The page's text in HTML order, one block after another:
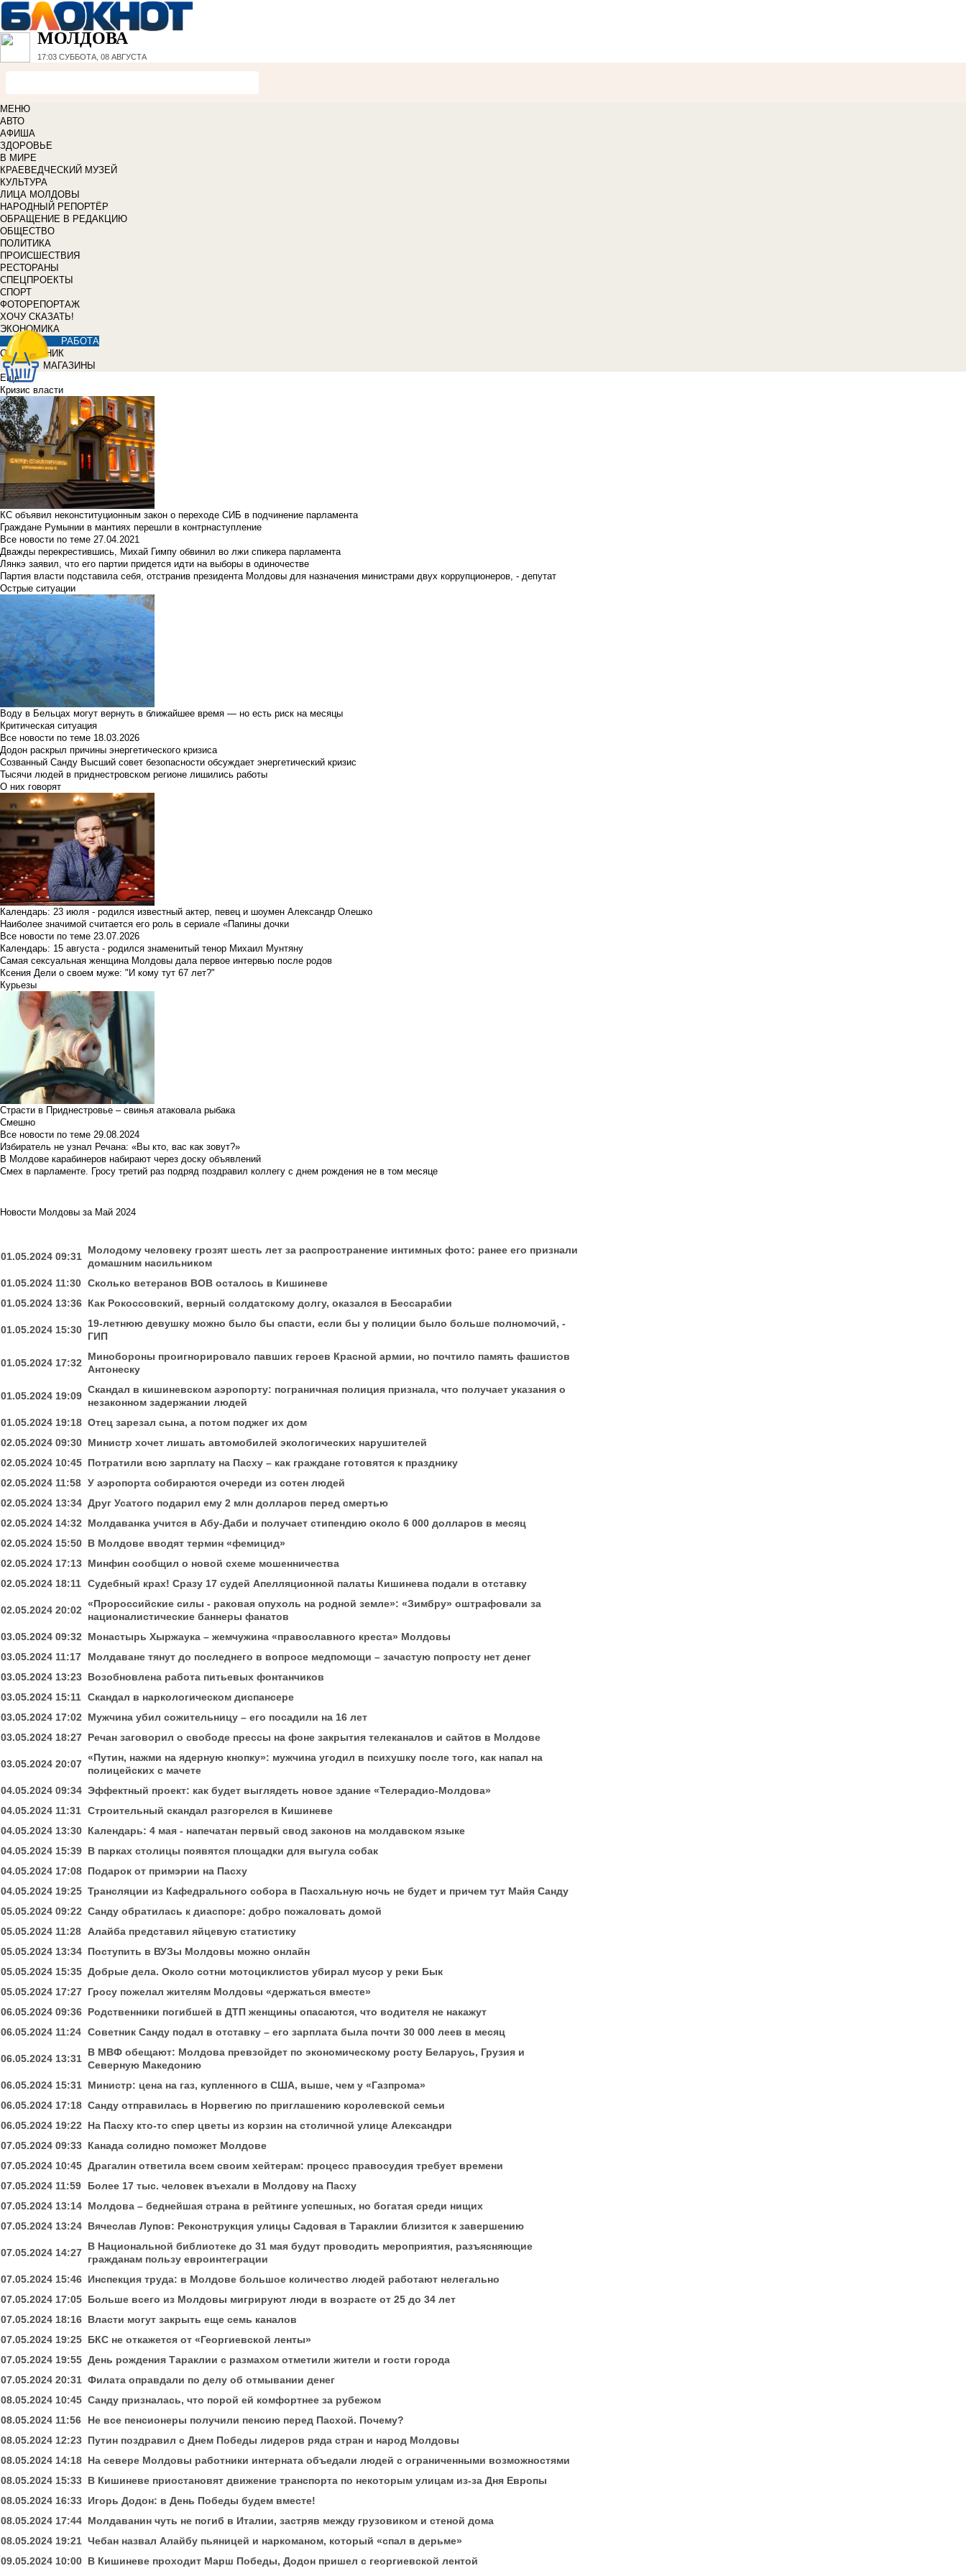
МОЛДОВА
17:03 СУББОТА, 08 АВГУСТА
МЕНЮ
АВТО
АФИША
ЗДОРОВЬЕ
В МИРЕ
КРАЕВЕДЧЕСКИЙ МУЗЕЙ
КУЛЬТУРА
ЛИЦА МОЛДОВЫ
НАРОДНЫЙ РЕПОРТЁР
ОБРАЩЕНИЕ В РЕДАКЦИЮ
ОБЩЕСТВО
ПОЛИТИКА
ПРОИСШЕСТВИЯ
РЕСТОРАНЫ
СПЕЦПРОЕКТЫ
СПОРТ
ФОТОРЕПОРТАЖ
ХОЧУ СКАЗАТЬ!
ЭКОНОМИКА
РАБОТА
СПРАВОЧНИК
МАГАЗИНЫ
Еще
Кризис власти
КС объявил неконституционным закон о переходе СИБ в подчинение парламента
Граждане Румынии в мантиях перешли в контрнаступление
Все новости по теме 27.04.2021
Дважды перекрестившись, Михай Гимпу обвинил во лжи спикера парламента
Лянкэ заявил, что его партии придется идти на выборы в одиночестве
Партия власти подставила себя, отстранив президента Молдовы для назначения министрами двух коррупционеров, - депутат
Острые ситуации
Воду в Бельцах могут вернуть в ближайшее время — но есть риск на месяцы
Критическая ситуация
Все новости по теме 18.03.2026
Додон раскрыл причины энергетического кризиса
Созванный Санду Высший совет безопасности обсуждает энергетический кризис
Тысячи людей в приднестровском регионе лишились работы
О них говорят
Календарь: 23 июля - родился известный актер, певец и шоумен Александр Олешко
Наиболее значимой считается его роль в сериале «Папины дочки
Все новости по теме 23.07.2026
Календарь: 15 августа - родился знаменитый тенор Михаил Мунтяну
Самая сексуальная женщина Молдовы дала первое интервью после родов
Ксения Дели о своем муже: "И кому тут 67 лет?"
Курьезы
Страсти в Приднестровье – свинья атаковала рыбака
Смешно
Все новости по теме 29.08.2024
Избиратель не узнал Речана: «Вы кто, вас как зовут?»
В Молдове карабинеров набирают через доску объявлений
Смех в парламенте. Гросу третий раз подряд поздравил коллегу с днем рождения не в том месяце
Новости Молдовы за Май 2024
01.05.2024 09:31
Молодому человеку грозят шесть лет за распространение интимных фото: ранее его признали
домашним насильником
01.05.2024 11:30 Сколько ветеранов ВОВ осталось в Кишиневе
01.05.2024 13:36 Как Рокоссовский, верный солдатскому долгу, оказался в Бессарабии
01.05.2024 15:30
19-летнюю девушку можно было бы спасти, если бы у полиции было больше полномочий, -
ГИП
01.05.2024 17:32
Минобороны проигнорировало павших героев Красной армии, но почтило память фашистов
Антонеску
01.05.2024 19:09
Скандал в кишиневском аэропорту: пограничная полиция признала, что получает указания о
незаконном задержании людей
01.05.2024 19:18 Отец зарезал сына, а потом поджег их дом
02.05.2024 09:30 Министр хочет лишать автомобилей экологических нарушителей
02.05.2024 10:45 Потратили всю зарплату на Пасху – как граждане готовятся к празднику
02.05.2024 11:58 У аэропорта собираются очереди из сотен людей
02.05.2024 13:34 Друг Усатого подарил ему 2 млн долларов перед смертью
02.05.2024 14:32 Молдаванка учится в Абу-Даби и получает стипендию около 6 000 долларов в месяц
02.05.2024 15:50 В Молдове вводят термин «фемицид»
02.05.2024 17:13 Минфин сообщил о новой схеме мошенничества
02.05.2024 18:11 Судебный крах! Сразу 17 судей Апелляционной палаты Кишинева подали в отставку
02.05.2024 20:02
«Пророссийские силы - раковая опухоль на родной земле»: «Зимбру» оштрафовали за
националистические баннеры фанатов
03.05.2024 09:32 Монастырь Хыржаука – жемчужина «православного креста» Молдовы
03.05.2024 11:17
Молдаване тянут до последнего в вопросе медпомощи – зачастую попросту нет денег
03.05.2024 13:23 Возобновлена работа питьевых фонтанчиков
03.05.2024 15:11 Скандал в наркологическом диспансере
03.05.2024 17:02 Мужчина убил сожительницу – его посадили на 16 лет
03.05.2024 18:27 Речан заговорил о свободе прессы на фоне закрытия телеканалов и сайтов в Молдове
03.05.2024 20:07
«Путин, нажми на ядерную кнопку»: мужчина угодил в психушку после того, как напал на
полицейских с мачете
04.05.2024 09:34 Эффектный проект: как будет выглядеть новое здание «Телерадио-Молдова»
04.05.2024 11:31 Строительный скандал разгорелся в Кишиневе
04.05.2024 13:30 Календарь: 4 мая - напечатан первый свод законов на молдавском языке
04.05.2024 15:39 В парках столицы появятся площадки для выгула собак
04.05.2024 17:08 Подарок от примэрии на Пасху
04.05.2024 19:25 Трансляции из Кафедрального собора в Пасхальную ночь не будет и причем тут Майя Санду
05.05.2024 09:22 Санду обратилась к диаспоре: добро пожаловать домой
05.05.2024 11:28 Алайба представил яйцевую статистику
05.05.2024 13:34 Поступить в ВУЗы Молдовы можно онлайн
05.05.2024 15:35 Добрые дела. Около сотни мотоциклистов убирал мусор у реки Бык
05.05.2024 17:27 Гросу пожелал жителям Молдовы «держаться вместе»
06.05.2024 09:36 Родственники погибшей в ДТП женщины опасаются, что водителя не накажут
06.05.2024 11:24 Советник Санду подал в отставку – его зарплата была почти 30 000 леев в месяц
06.05.2024 13:31
В МВФ обещают: Молдова превзойдет по экономическому росту Беларусь, Грузия и
Северную Македонию
06.05.2024 15:31 Министр: цена на газ, купленного в США, выше, чем у «Газпрома»
06.05.2024 17:18 Санду отправилась в Норвегию по приглашению королевской семьи
06.05.2024 19:22 На Пасху кто-то спер цветы из корзин на столичной улице Александри
07.05.2024 09:33 Канада солидно поможет Молдове
07.05.2024 10:45 Драгалин ответила всем своим хейтерам: процесс правосудия требует времени
07.05.2024 11:59
Более 17 тыс. человек въехали в Молдову на Пасху
07.05.2024 13:14 Молдова – беднейшая страна в рейтинге успешных, но богатая среди нищих
07.05.2024 13:24 Вячеслав Лупов: Реконструкция улицы Садовая в Тараклии близится к завершению
07.05.2024 14:27
В Национальной библиотеке до 31 мая будут проводить мероприятия, разъясняющие
гражданам пользу евроинтеграции
07.05.2024 15:46 Инспекция труда: в Молдове большое количество людей работают нелегально
07.05.2024 17:05 Больше всего из Молдовы мигрируют люди в возрасте от 25 до 34 лет
07.05.2024 18:16 Власти могут закрыть еще семь каналов
07.05.2024 19:25 БКС не откажется от «Георгиевской ленты»
07.05.2024 19:55 День рождения Тараклии с размахом отметили жители и гости города
07.05.2024 20:31 Филата оправдали по делу об отмывании денег
08.05.2024 10:45 Санду призналась, что порой ей комфортнее за рубежом
08.05.2024 11:56
Не все пенсионеры получили пенсию перед Пасхой. Почему?
08.05.2024 12:23 Путин поздравил с Днем Победы лидеров ряда стран и народ Молдовы
08.05.2024 14:18 На севере Молдовы работники интерната объедали людей с ограниченными возможностями
08.05.2024 15:33 В Кишиневе приостановят движение транспорта по некоторым улицам из-за Дня Европы
08.05.2024 16:33 Игорь Додон: в День Победы будем вместе!
08.05.2024 17:44 Молдаванин чуть не погиб в Италии, застряв между грузовиком и стеной дома
08.05.2024 19:21 Чебан назвал Алайбу пьяницей и наркоманом, который «спал в дерьме»
09.05.2024 10:00 В Кишиневе проходит Марш Победы, Додон пришел с георгиевской лентой